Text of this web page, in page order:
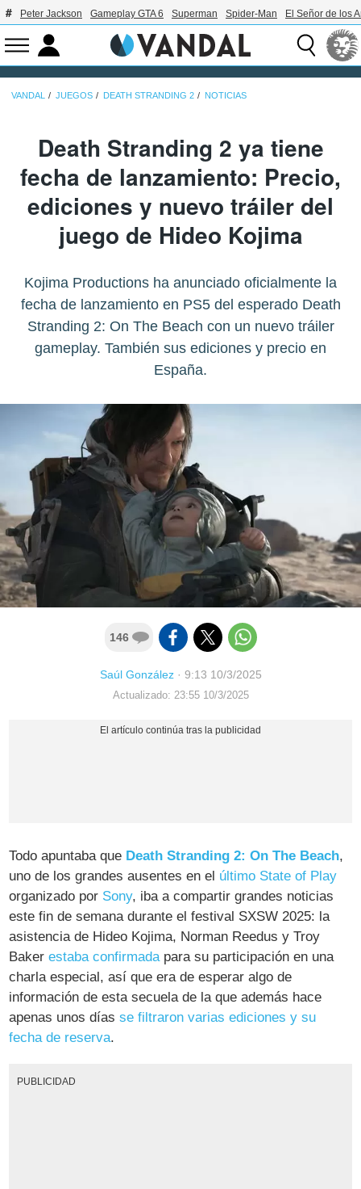
Peter Jackson Gameplay GTA 6 Superman Spider-Man El Señor de los
VANDAL JUEGOS DEATH STRANDING 2 NOTICIAS
Death Stranding 2 ya tiene
fecha de lanzamiento: Precio,
ediciones y nuevo tráiler del
juego de Hideo Kojima
Kojima Productions ha anunciado oficialmente la
fecha de lanzamiento en PS5 del esperado Death
Stranding 2: On The Beach con un nuevo tráiler
gameplay. También sus ediciones y precio en
España.
146
Saúl González· 9:13 10/3/2025
Actualizado: 23:55 10/3/2025
Todo apuntaba que Death Stranding 2: On The Beach,
uno de los grandes ausentes en el último State of Play
organizado por Sony, iba a compartir grandes noticias
este fin de semana durante el festival SXSW 2025: la
asistencia de Hideo Kojima, Norman Reedus y Troy
Bakerestaba confirmadapara su participación en una
charla especial, así que era de esperar algo de
información de esta secuela de la que además hace
apenas unos díasse filtraron varias ediciones y su
fecha de reserva.
PUBLICIDAD